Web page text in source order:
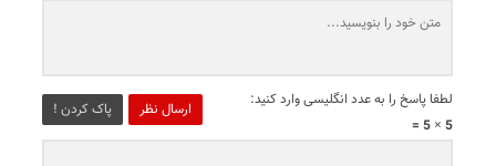
ارسال نظر پاک کردن !
لطفا پاسخ را به عدد انگلیسی وارد کنید:
5 × 5 =